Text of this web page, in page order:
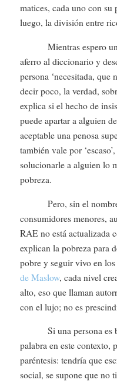
matices, cada uno con su
luego, la división entre
Mientras espero
aferro al diccionario y
persona ‘necesitada, que
decir poco, la verdad,
explica si el hecho de
puede apartar a alguien
aceptable una penosa
también vale por
solucionarle a alguien lo
pobreza.
Pero, sin el
consumidores menores,
RAE no está actualizada
explican la pobreza para
pobre y seguir vivo en
de Maslow, cada nivel
alto, eso que llaman
con el lujo; no es
Si una persona es
palabra en este contexto,
paréntesis: tendría que
social, se supone que no